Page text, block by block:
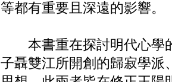
等都有重要且深遠的影響。
本書重在探討明代心學
子聶雙江所開創的歸寂學派